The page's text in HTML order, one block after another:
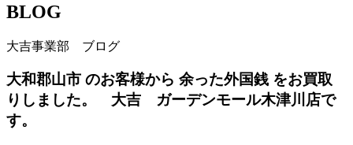
BLOG
大吉事業部 ブログ
大和郡山市 のお客様から 余った外国銭 をお買取
りしました。 大吉 ガーデンモール木津川店で
す。